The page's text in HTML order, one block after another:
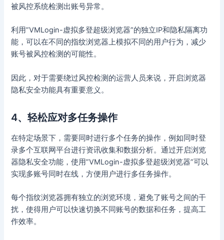
被风控系统检测出账号异常。
利用”VMLogin-虚拟多登超级浏览器”的独立IP和隐私隔离功
能，可以在不同的指纹浏览器上模拟不同的用户行为，减少
账号被风控检测的可能性。
因此，对于需要绕过风控检测的运营人员来说，开启浏览器
隐私安全功能具有重要意义。
4、轻松应对多任务操作
在特定场景下，需要同时进行多个任务的操作，例如同时登
录多个互联网平台进行资讯收集和数据分析。通过开启浏览
器隐私安全功能，使用”VMLogin-虚拟多登超级浏览器”可以
实现多账号同时在线，方便用户进行多任务操作。
每个指纹浏览器拥有独立的浏览环境，避免了账号之间的干
扰，使得用户可以快速切换不同账号的数据和任务，提高工
作效率。